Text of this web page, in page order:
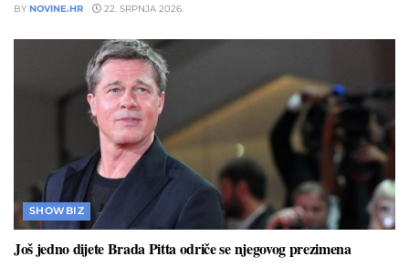
BY NOVINE.HR 22. SRPNJA 2026.
SHOWBIZ
Još jedno dijete Brada Pitta odriče se njegovog prezimena